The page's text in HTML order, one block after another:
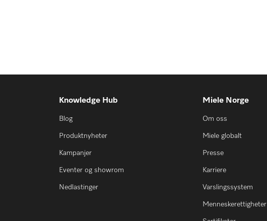
Knowledge Hub
Blog
Produktnyheter
Kampanjer
Eventer og showrom
Nedlastinger
Miele Norge
Om oss
Miele globalt
Presse
Karriere
Varslingssystem
Menneskerettigheter